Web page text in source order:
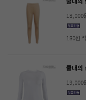
18,000
180원
쿨내의
19,000